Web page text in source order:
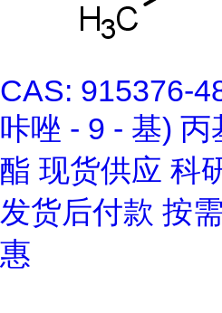
CAS: 915376-
咔唑 - 9 - 基) 丙
酯 现货供应 科
发货后付款 按
惠